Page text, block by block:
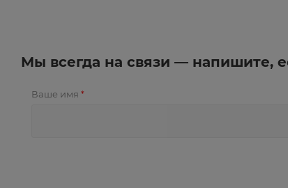
Мы всегда на связи — напишите,
Ваше имя*